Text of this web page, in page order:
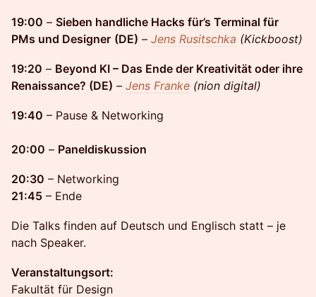
19:00 – Sieben handliche Hacks für’s Terminal für
PMs und Designer (DE) – Jens Rusitschka (Kickboost)
19:20 – Beyond KI – Das Ende der Kreativität oder ihre
Renaissance? (DE) – Jens Franke (nion digital)
19:40 – Pause & Networking
20:00 – Paneldiskussion
20:30 – Networking
21:45 – Ende
Die Talks finden auf Deutsch und Englisch statt – je
nach Speaker.
Veranstaltungsort:
Fakultät für Design